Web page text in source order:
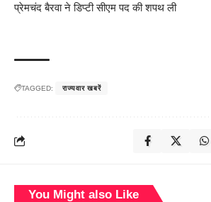
प्रेमचंद बैरवा ने डिप्टी सीएम पद की शपथ ली
TAGGED: राज्यवार खबरें
You Might also Like